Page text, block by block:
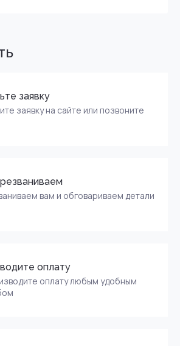
заявку
заявку на сайте или позвоните
вам и обговариваем детали
оплату
оплату любым удобным